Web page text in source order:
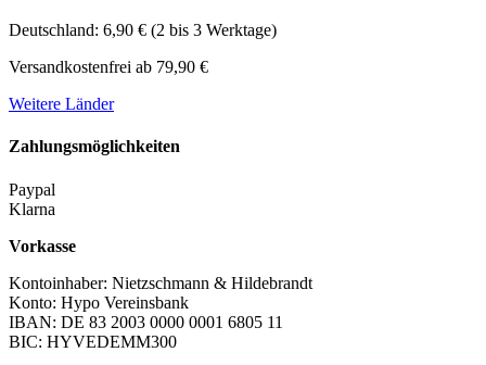
Deutschland: 6,90 € (2 bis 3 Werktage)
Versandkostenfrei ab 79,90 €
Weitere Länder
Zahlungsmöglichkeiten
Paypal
Klarna
Vorkasse
Kontoinhaber: Nietzschmann & Hildebrandt
Konto: Hypo Vereinsbank
IBAN: DE 83 2003 0000 0001 6805 11
BIC: HYVEDEMM300